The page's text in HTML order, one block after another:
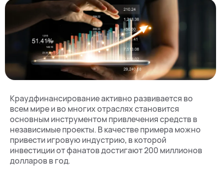
Краудфинансирование активно развивается во
всем мире и во многих отраслях становится
основным инструментом привлечения средств в
независимые проекты. В качестве примера можно
привести игровую индустрию, в которой
инвестиции от фанатов достигают 200 миллионов
долларов в год.